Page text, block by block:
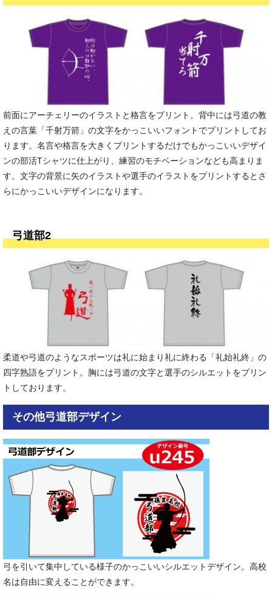
前面にアーチェリーのイラストと格言をプリント。背中には弓道の教
えの言葉「千射万箭」の文字をかっこいいフォントでプリントしてお
ります。名言や格言を大きくプリントするだけでもかっこいいデザイ
ンの部活Tシャツに仕上がり、練習のモチベーションなども高まりま
す。文字の背景に矢のイラストや選手のイラストをプリントするとさ
らにかっこいいデザインになります。
弓道部2
柔道や弓道のようなスポーツは礼に始まり礼に終わる「礼始礼終」の
四字熟語をプリント。胸には弓道の文字と選手のシルエットをプリン
トしております。
その他弓道部デザイン
弓を引いて集中している様子のかっこいいシルエットデザイン。高校
名は自由に変えることができます。